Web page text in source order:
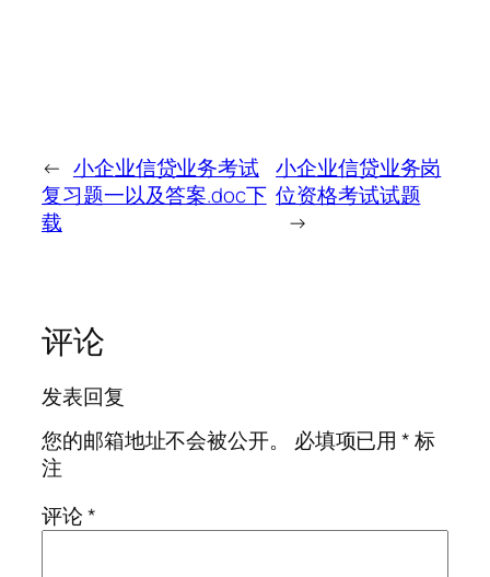
← 小企业信贷业务考试
复习题一以及答案.doc下
载
小企业信贷业务岗
位资格考试试题
→
评论
发表回复
您的邮箱地址不会被公开。
必填项已用*标
注
评论*